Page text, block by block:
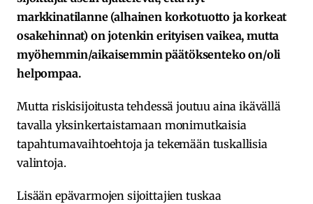
markkinatilanne (alhainen korkotuotto ja korkeat
osakehinnat) on jotenkin erityisen vaikea, mutta
myöhemmin/aikaisemmin päätöksenteko on/oli
helpompaa.
Mutta riskisijoitusta tehdessä joutuu aina ikävällä
tavalla yksinkertaistamaan monimutkaisia
tapahtumavaihtoehtoja ja tekemään tuskallisia
valintoja.
Lisään epävarmojen sijoittajien tuskaa